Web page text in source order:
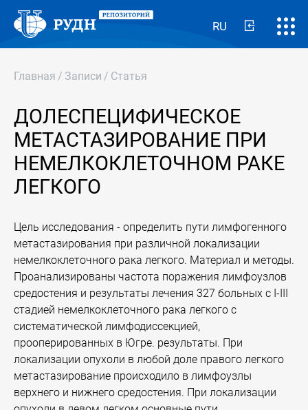
RU
Главная / Записи / Статья
ДОЛЕСПЕЦИФИЧЕСКОЕ
МЕТАСТАЗИРОВАНИЕ ПРИ
НЕМЕЛКОКЛЕТОЧНОМ РАКЕ
ЛЕГКОГО
Цель исследования - определить пути лимфогенного
метастазирования при различной локализации
немелкоклеточного рака легкого. Материал и методы.
Проанализированы частота поражения лимфоузлов
средостения и результаты лечения 327 больных с I-III
стадией немелкоклеточного рака легкого с
систематической лимфодиссекцией,
прооперированных в Югре. результаты. При
локализации опухоли в любой доле правого легкого
метастазирование происходило в лимфоузлы
верхнего и нижнего средостения. При локализации